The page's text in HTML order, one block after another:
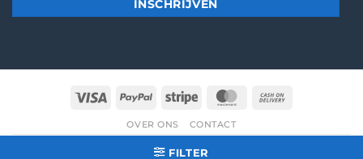
FILTER
Visa PayPal Stripe MasterCard
OVER ONS CONTACT
Dartshop Zaanstad- Alle rechten voorbehouden